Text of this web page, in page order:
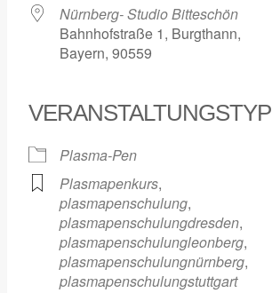
Nürnberg- Studio Bitteschön
Bahnhofstraße 1, Burgthann,
Bayern, 90559
VERANSTALTUNGSTYP
Plasma-Pen
Plasmapenkurs,
plasmapenschulung,
plasmapenschulungdresden,
plasmapenschulungleonberg,
plasmapenschulungnürnberg,
plasmapenschulungstuttgart